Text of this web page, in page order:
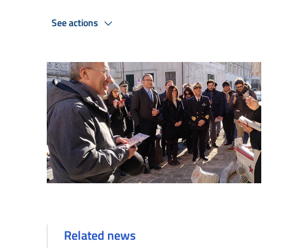
See actions
Related news